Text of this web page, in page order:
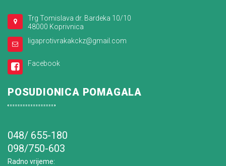
Trg Tomislava dr. Bardeka 10/10
48000 Koprivnica
ligaprotivrakakckz@gmail.com
Facebook
POSUDIONICA POMAGALA
048/ 655-180
098/750-603
Radno vrijeme: